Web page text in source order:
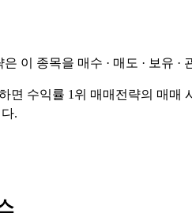
은 이 종목을 매수 · 매도 · 보유 ·
면 수익률 1위 매매전략의 매매
.